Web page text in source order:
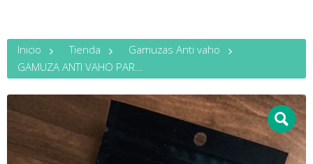
Inicio Tienda
Gamuzas Anti vaho
GAMUZA ANTI VAHO PARA GAFAS